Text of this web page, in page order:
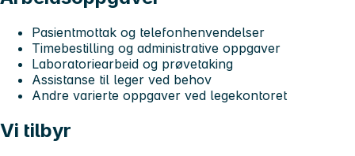
Pasientmottak og telefonhenvendelser
Timebestilling og administrative oppgaver
Laboratoriearbeid og prøvetaking
Assistanse til leger ved behov
Andre varierte oppgaver ved legekontoret
Vi tilbyr